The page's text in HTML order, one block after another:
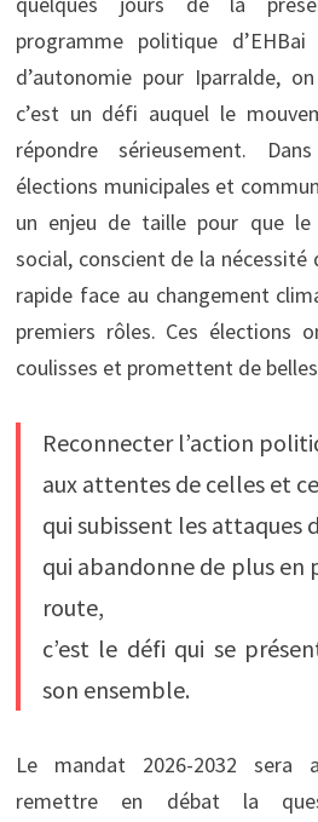
programme politique
d’autonomie pour Iparralde,
c’est un défi auquel le
répondre sérieusement.
élections municipales et
un enjeu de taille pour que
social, conscient de la nécessité
rapide face au changement
premiers rôles. Ces élections
coulisses et promettent de
Reconnecter l’action
aux attentes de celles et
qui subissent les attaques
qui abandonne de plus en
route,
c’est le défi qui se
son ensemble.
Le mandat 2026-2032 sera
remettre en débat la